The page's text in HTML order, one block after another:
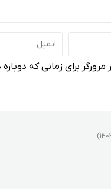
برای زمانی که